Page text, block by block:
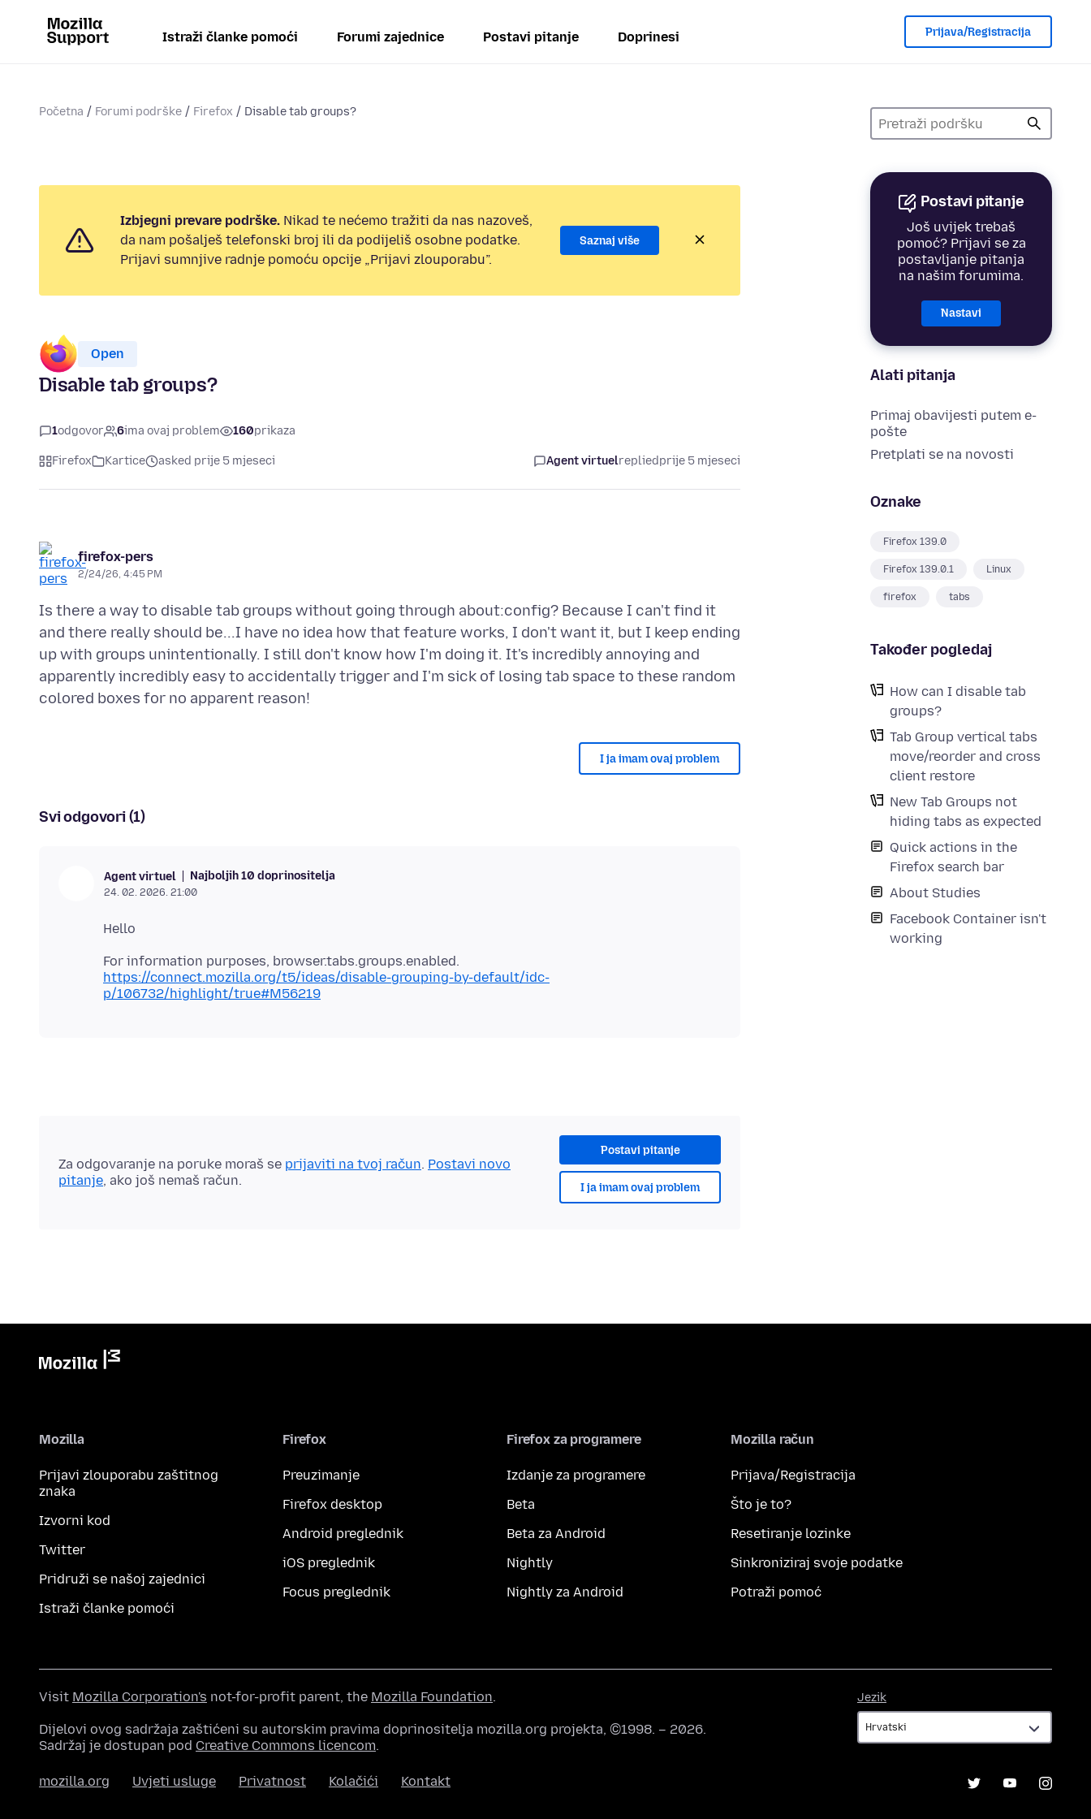
Istraži članke pomoći Forumi zajednice Postavi pitanje Doprinesi Prijava/Registracija
Početna Forumi podrške Firefox Disable tab groups?
Postavi pitanje
Još uvijek trebaš
pomoć? Prijavi se za
postavljanje pitanja
na našim forumima.
Nastavi
Alati pitanja
Primaj obavijesti putem e-
pošte
Pretplati se na novosti
Oznake
Firefox 139.0
Firefox 139.0.1 Linux
firefox tabs
Također pogledaj
How can I disable tab
groups?
Tab Group vertical tabs
move/reorder and cross
client restore
New Tab Groups not
hiding tabs as expected
Quick actions in the
Firefox search bar
About Studies
Facebook Container isn't
working
Izbjegni prevare podrške. Nikad te nećemo tražiti da nas nazoveš,
da nam pošalješ telefonski broj ili da podijeliš osobne podatke.
Prijavi sumnjive radnje pomoću opcije „Prijavi zlouporabu”.
Saznaj više
Open
Disable tab groups?
1odgovor 6ima ovaj problem 160prikaza
Firefox Kartice asked prije 5 mjeseci Agent virtuelrepliedprije 5 mjeseci
firefox-pers
2/24/26, 4:45 PM
Is there a way to disable tab groups without going through about:config? Because I can't find it
and there really should be...I have no idea how that feature works, I don't want it, but I keep ending
up with groups unintentionally. I still don't know how I'm doing it. It's incredibly annoying and
apparently incredibly easy to accidentally trigger and I'm sick of losing tab space to these random
I ja imam ovaj problem
Svi odgovori (1)
Agent virtuel Najboljih 10 doprinositelja
24. 02. 2026. 21:00
https://connect.mozilla.org/t5/ideas/disable-grouping-by-default/idc-
p/106732/highlight/true#M56219
Postavi pitanje
I ja imam ovaj problem
Za odgovaranje na poruke moraš se prijaviti na tvoj račun. Postavi novo
pitanje, ako još nemaš račun.
Mozilla
Prijavi zlouporabu zaštitnog
znaka
Izvorni kod
Twitter
Pridruži se našoj zajednici
Istraži članke pomoći
Firefox
Preuzimanje
Firefox desktop
Android preglednik
iOS preglednik
Focus preglednik
Firefox za programere
Izdanje za programere
Beta
Beta za Android
Nightly
Nightly za Android
Mozilla račun
Prijava/Registracija
Što je to?
Resetiranje lozinke
Sinkroniziraj svoje podatke
Potraži pomoć
Jezik
Visit Mozilla Corporation's not-for-profit parent, the Mozilla Foundation.
Dijelovi ovog sadržaja zaštićeni su autorskim pravima doprinositelja mozilla.org projekta, ©1998. – 2026.
Sadržaj je dostupan pod Creative Commons licencom.
mozilla.org Uvjeti usluge Privatnost Kolačići Kontakt